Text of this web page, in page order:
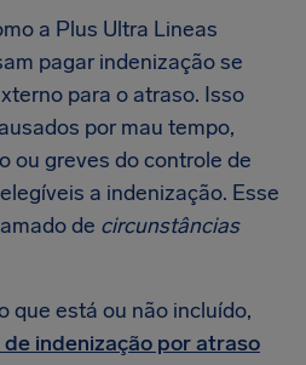
a Plus Ultra Lineas
pagar indenização se
para o atraso. Isso
por mau tempo,
ou greves do controle de
a indenização. Esse
de circunstâncias
que está ou não incluído,
de indenização por atraso